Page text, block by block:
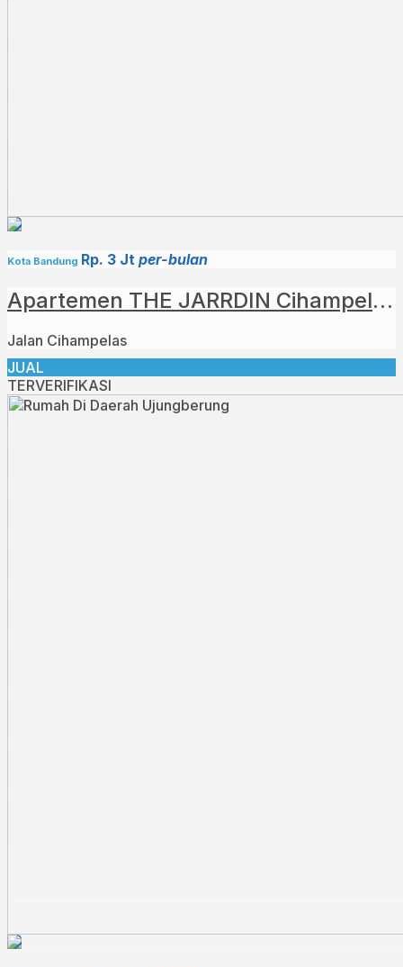
Kota Bandung Rp. 3 Jt per-bulan
Apartemen THE JARRDIN Cihampelas
Jalan Cihampelas
JUAL
TERVERIFIKASI